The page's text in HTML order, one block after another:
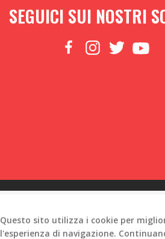
SEGUICI SUI NOSTRI
made with by
Questo sito utilizza i cookie per
l'esperienza di navigazione.